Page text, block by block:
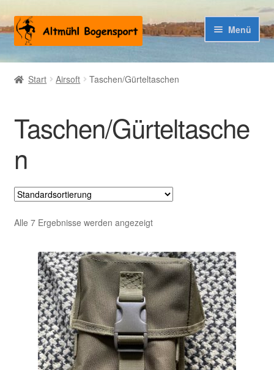
Zur
Navigation
springen
Zum
Inhalt
springen
Menü
Warenkorb
Start Airsoft Taschen/Gürteltaschen
Taschen/Gürteltasche
n
Alle 7 Ergebnisse werden angezeigt